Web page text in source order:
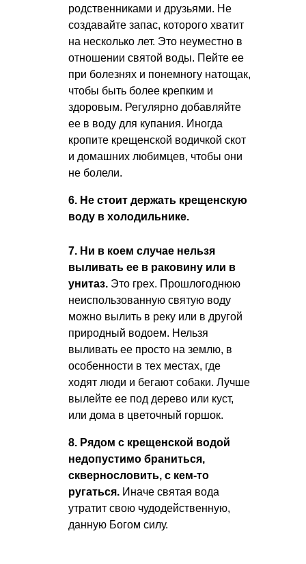
родственниками и друзьями. Не
создавайте запас, которого хватит
на несколько лет. Это неуместно в
отношении святой воды. Пейте ее
при болезнях и понемногу натощак,
чтобы быть более крепким и
здоровым. Регулярно добавляйте
ее в воду для купания. Иногда
кропите крещенской водичкой скот
и домашних любимцев, чтобы они
не болели.
6. Не стоит держать крещенскую
воду в холодильнике.
7. Ни в коем случае нельзя
выливать ее в раковину или в
унитаз. Это грех. Прошлогоднюю
неиспользованную святую воду
можно вылить в реку или в другой
природный водоем. Нельзя
выливать ее просто на землю, в
особенности в тех местах, где
ходят люди и бегают собаки. Лучше
вылейте ее под дерево или куст,
или дома в цветочный горшок.
8. Рядом с крещенской водой
недопустимо браниться,
сквернословить, с кем-то
ругаться. Иначе святая вода
утратит свою чудодейственную,
данную Богом силу.